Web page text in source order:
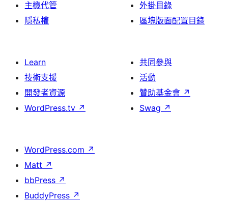
主機代管
隱私權
外掛目錄
區塊版面配置目錄
Learn
技術支援
開發者資源
WordPress.tv ↗
共同參與
活動
贊助基金會 ↗
Swag ↗
WordPress.com ↗
Matt ↗
bbPress ↗
BuddyPress ↗